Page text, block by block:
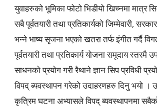
युवाहरुको भूमिका फोटो भिडीयो खिच्नमा मात्र
सबै पूर्वतयारी तथा प्रतिकार्यको जिम्मेवारी,
भन्ने भाष्य सृजना भएको खतरा तर्फ इंगीत गर्दै
पूर्वतयारी तथा प्रतिकार्य योजना समूदाय स्तरमै
साधनको प्रयोग गरी रैथाने ज्ञान सिप प्रविधी
विपद् ब्यवस्थापन गरेको उदाहरणहरु दिनु भयो ।
कृत्रिम घटना अभ्यासले विपद् ब्यवस्थापनमा